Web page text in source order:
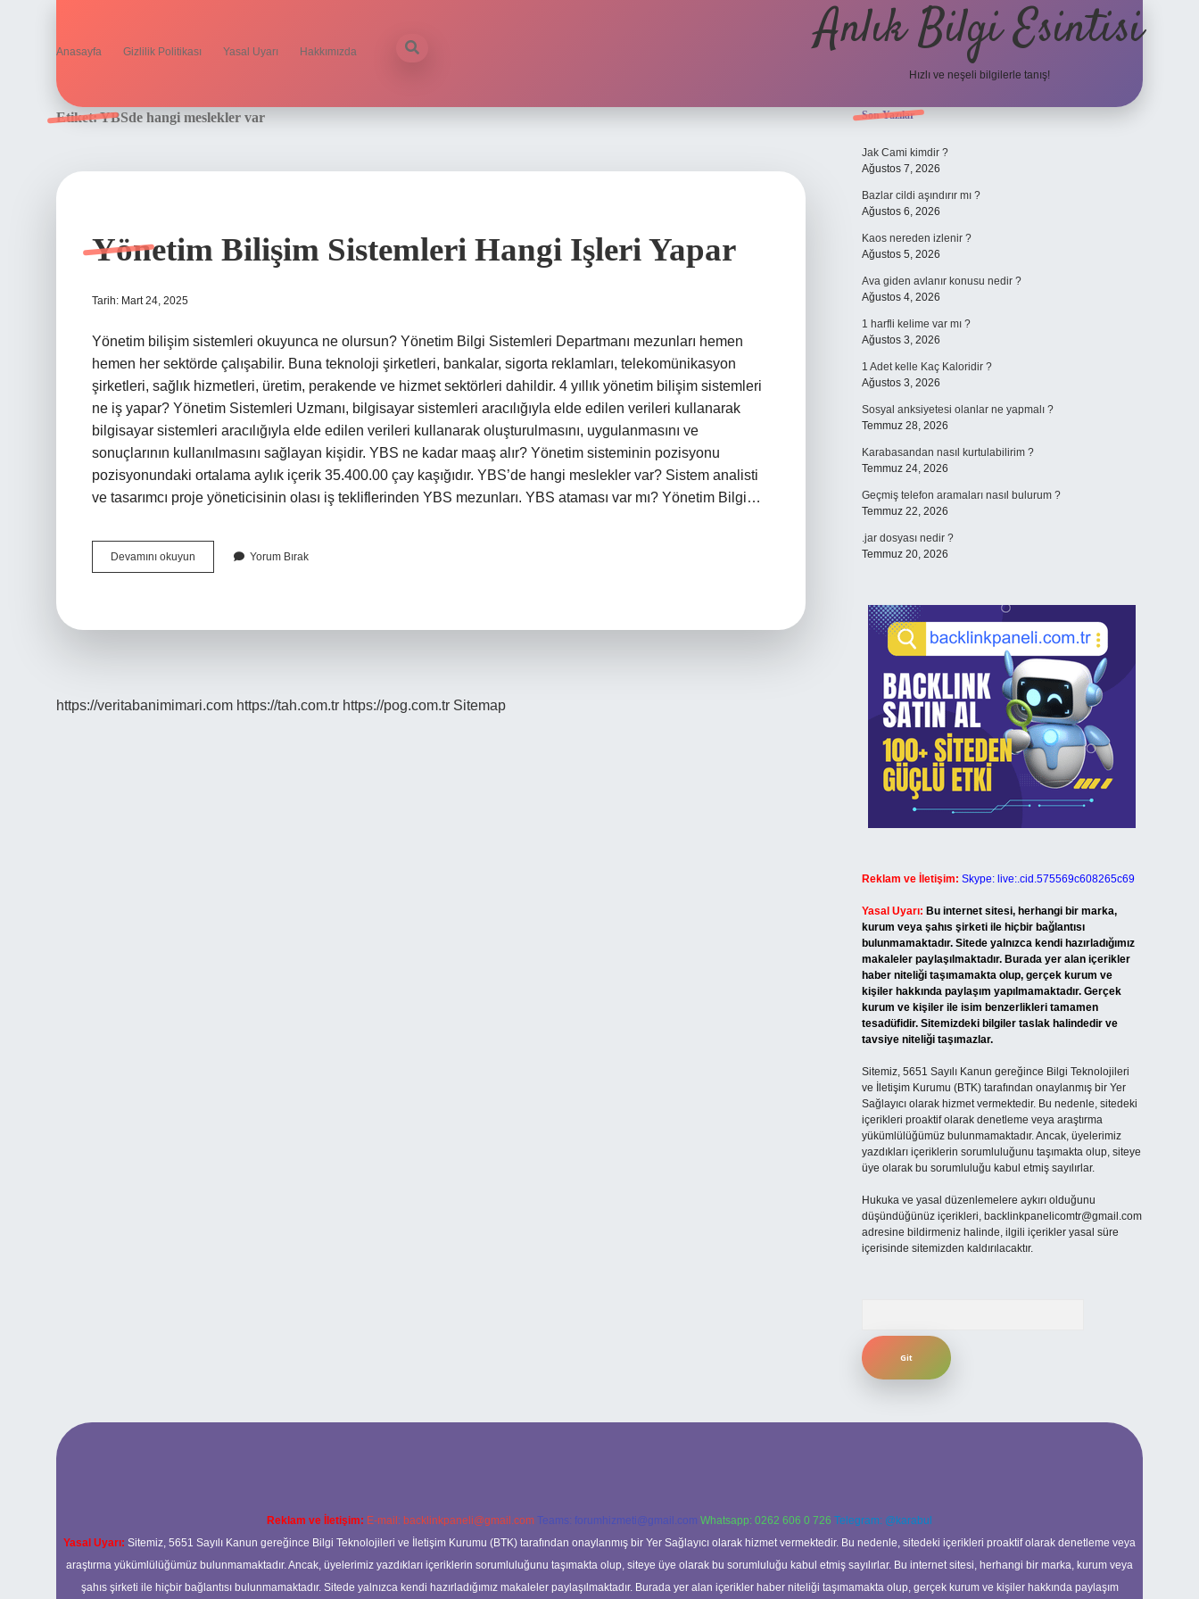
Anasayfa Gizlilik Politikası Yasal Uyarı Hakkımızda Anlık Bilgi Esintisi
Hızlı ve neşeli bilgilerle tanış!
Etiket:YBSde hangi meslekler var
Yönetim Bilişim Sistemleri Hangi Işleri Yapar
Tarih: Mart 24, 2025
Yönetim bilişim sistemleri okuyunca ne olursun? Yönetim Bilgi Sistemleri Departmanı mezunları hemen
hemen her sektörde çalışabilir. Buna teknoloji şirketleri, bankalar, sigorta reklamları, telekomünikasyon
şirketleri, sağlık hizmetleri, üretim, perakende ve hizmet sektörleri dahildir. 4 yıllık yönetim bilişim sistemleri
ne iş yapar? Yönetim Sistemleri Uzmanı, bilgisayar sistemleri aracılığıyla elde edilen verileri kullanarak
bilgisayar sistemleri aracılığıyla elde edilen verileri kullanarak oluşturulmasını, uygulanmasını ve
sonuçlarının kullanılmasını sağlayan kişidir. YBS ne kadar maaş alır? Yönetim sisteminin pozisyonu
pozisyonundaki ortalama aylık içerik 35.400.00 çay kaşığıdır. YBS’de hangi meslekler var? Sistem analisti
ve tasarımcı proje yöneticisinin olası iş tekliflerinden YBS mezunları. YBS ataması var mı? Yönetim Bilgi…
Devamını okuyun Yönetim
Bilişim
Yorum Bırak
https://veritabanimimari.com https://tah.com.tr https://pog.com.tr Sitemap
Sidebar
Son Yazılar
Jak Cami kimdir ?
Ağustos 7, 2026
Bazlar cildi aşındırır mı ?
Ağustos 6, 2026
Kaos nereden izlenir ?
Ağustos 5, 2026
Ava giden avlanır konusu nedir ?
Ağustos 4, 2026
1 harfli kelime var mı ?
Ağustos 3, 2026
1 Adet kelle Kaç Kaloridir ?
Ağustos 3, 2026
Sosyal anksiyetesi olanlar ne yapmalı ?
Temmuz 28, 2026
Karabasandan nasıl kurtulabilirim ?
Temmuz 24, 2026
Geçmiş telefon aramaları nasıl bulurum ?
Temmuz 22, 2026
.jar dosyası nedir ?
Temmuz 20, 2026
Reklam ve İletişim: Skype: live:.cid.575569c608265c69
Yasal Uyarı: Bu internet sitesi, herhangi bir marka,
kurum veya şahıs şirketi ile hiçbir bağlantısı
bulunmamaktadır. Sitede yalnızca kendi hazırladığımız
makaleler paylaşılmaktadır. Burada yer alan içerikler
haber niteliği taşımamakta olup, gerçek kurum ve
kişiler hakkında paylaşım yapılmamaktadır. Gerçek
kurum ve kişiler ile isim benzerlikleri tamamen
tesadüfidir. Sitemizdeki bilgiler taslak halindedir ve
tavsiye niteliği taşımazlar.
Sitemiz, 5651 Sayılı Kanun gereğince Bilgi Teknolojileri
ve İletişim Kurumu (BTK) tarafından onaylanmış bir Yer
Sağlayıcı olarak hizmet vermektedir. Bu nedenle, sitedeki
içerikleri proaktif olarak denetleme veya araştırma
yükümlülüğümüz bulunmamaktadır. Ancak, üyelerimiz
yazdıkları içeriklerin sorumluluğunu taşımakta olup, siteye
üye olarak bu sorumluluğu kabul etmiş sayılırlar.
Hukuka ve yasal düzenlemelere aykırı olduğunu
düşündüğünüz içerikleri, backlinkpanelicomtr@gmail.com
adresine bildirmeniz halinde, ilgili içerikler yasal süre
içerisinde sitemizden kaldırılacaktır.
Reklam ve İletişim: E-mail: backlinkpaneli@gmail.com Teams: forumhizmeti@gmail.com Whatsapp: 0262 606 0 726 Telegram: @karabul
Yasal Uyarı: Sitemiz, 5651 Sayılı Kanun gereğince Bilgi Teknolojileri ve İletişim Kurumu (BTK) tarafından onaylanmış bir Yer Sağlayıcı olarak hizmet vermektedir. Bu nedenle, sitedeki içerikleri proaktif olarak denetleme veya
araştırma yükümlülüğümüz bulunmamaktadır. Ancak, üyelerimiz yazdıkları içeriklerin sorumluluğunu taşımakta olup, siteye üye olarak bu sorumluluğu kabul etmiş sayılırlar. Bu internet sitesi, herhangi bir marka, kurum veya
şahıs şirketi ile hiçbir bağlantısı bulunmamaktadır. Sitede yalnızca kendi hazırladığımız makaleler paylaşılmaktadır. Burada yer alan içerikler haber niteliği taşımamakta olup, gerçek kurum ve kişiler hakkında paylaşım